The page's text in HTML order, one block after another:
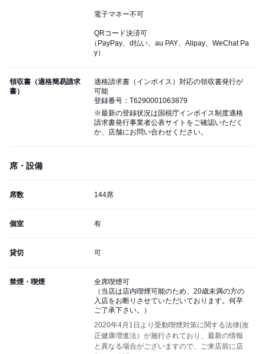
電子マネー不可
QRコード決済可
（PayPay、d払い、au PAY、Alipay、WeChat Pa
y）
領収書（適格簡易請求
書）
適格請求書（インボイス）対応の領収書発行が
可能
登録番号：T6290001063879
※最新の登録状況は国税庁インボイス制度適格
請求書発行事業者公表サイトをご確認いただく
か、店舗にお問い合わせください。
席・設備
席数 144席
個室 有
貸切 可
禁煙・喫煙
全席喫煙可
（当店は店内喫煙可能のため、20歳未満の方の
入店をお断りさせていただいております。何卒
ご了承下さい。）
2020年4月1日より受動喫煙対策に関する法律(改
正健康増進法）が施行されており、最新の情報
と異なる場合がございますので、ご来店前に店